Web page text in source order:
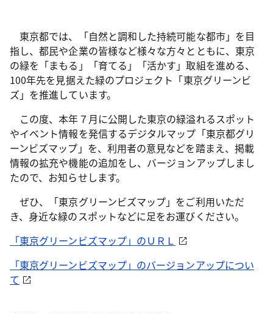
東京都では、「自然と調和した持続可能な都市」を目
指し、都民や企業の皆様など様々な方々とともに、東京
の緑を「まもる」「育てる」「活かす」取組を進める、
100年先を見据えた緑のプロジェクト「東京グリーンビ
ズ」を推進しています。
この度、本年７月に公開した東京の緑溢れるスポット
やイベント情報を発信するデジタルマップ「東京都グリ
ーンビズマップ」を、利用者の意見などを踏まえ、掲載
情報の拡充や機能の追加をし、バージョンアップしまし
たので、お知らせします。
ぜひ、「東京グリーンビズマップ」をご利用いただ
き、身近な緑のスポットなどに足をお運びください。
「東京グリーンビズマップ」のＵＲＬ
「東京グリーンビズマップ」のバージョンアップについ
て